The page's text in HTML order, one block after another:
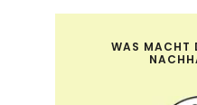
WAS MACHT